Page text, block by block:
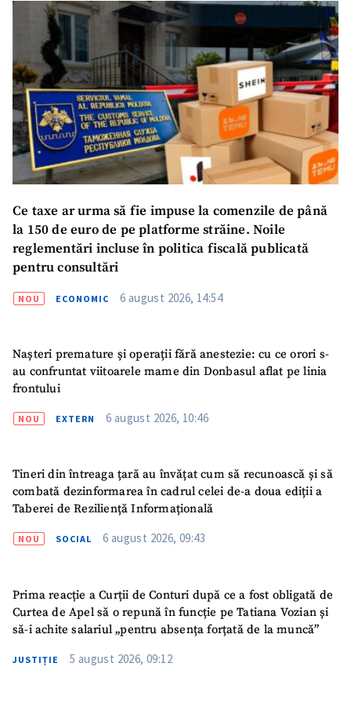
Ce taxe ar urma să fie impuse la comenzile de până
la 150 de euro de pe platforme străine. Noile
reglementări incluse în politica fiscală publicată
pentru consultări
NOU ECONOMIC 6 august 2026, 14:54
Nașteri premature și operații fără anestezie: cu ce orori s-
au confruntat viitoarele mame din Donbasul aflat pe linia
frontului
NOU EXTERN 6 august 2026, 10:46
Tineri din întreaga țară au învățat cum să recunoască și să
combată dezinformarea în cadrul celei de-a doua ediții a
Taberei de Reziliență Informațională
NOU SOCIAL 6 august 2026, 09:43
Prima reacție a Curții de Conturi după ce a fost obligată de
Curtea de Apel să o repună în funcție pe Tatiana Vozian și
să-i achite salariul „pentru absența forțată de la muncă”
JUSTIȚIE 5 august 2026, 09:12